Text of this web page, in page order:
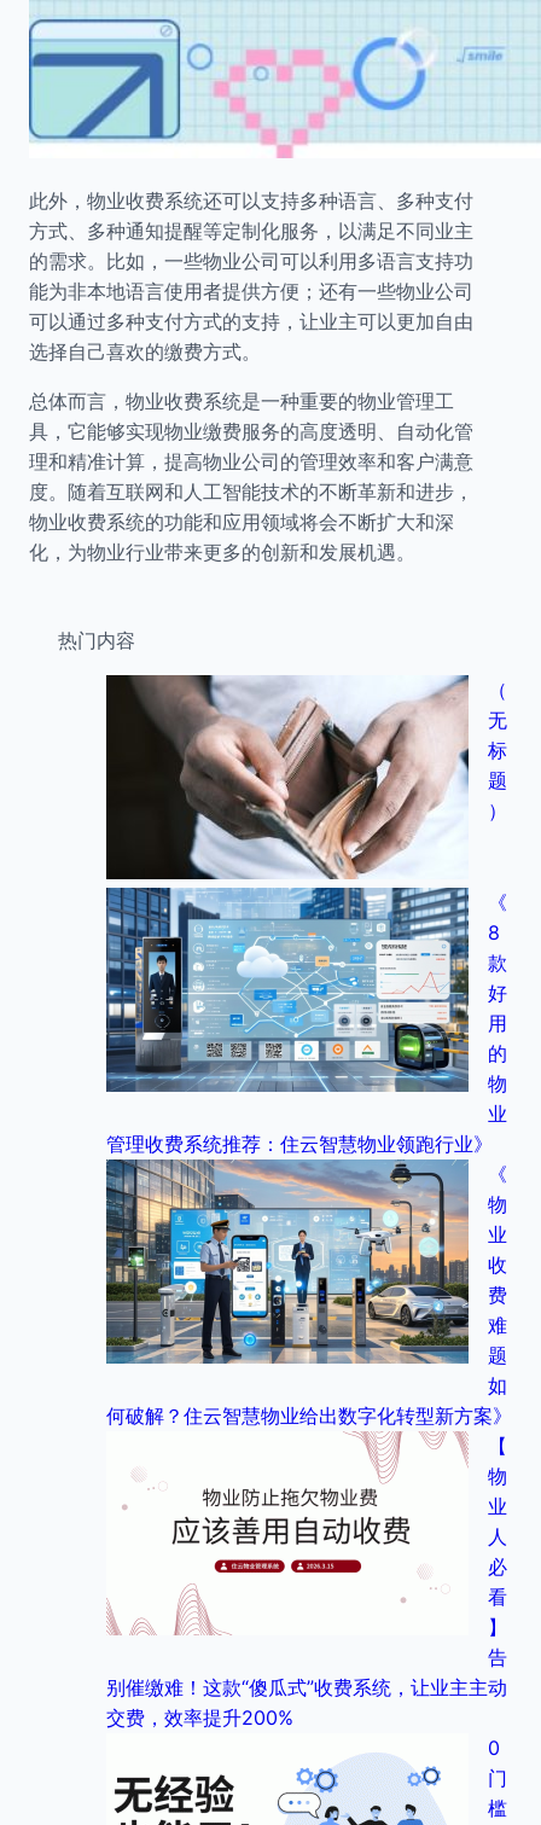
此外，物业收费系统还可以支持多种语言、多种支付
方式、多种通知提醒等定制化服务，以满足不同业主
的需求。比如，一些物业公司可以利用多语言支持功
能为非本地语言使用者提供方便；还有一些物业公司
可以通过多种支付方式的支持，让业主可以更加自由
选择自己喜欢的缴费方式。
总体而言，物业收费系统是一种重要的物业管理工
具，它能够实现物业缴费服务的高度透明、自动化管
理和精准计算，提高物业公司的管理效率和客户满意
度。随着互联网和人工智能技术的不断革新和进步，
物业收费系统的功能和应用领域将会不断扩大和深
化，为物业行业带来更多的创新和发展机遇。
热门内容
（
无
标
题
）
《
8
款
好
用
的
物
业
管理收费系统推荐：住云智慧物业领跑行业》
《
物
业
收
费
难
题
如
何破解？住云智慧物业给出数字化转型新方案》
【
物
业
人
必
看
】
告
别催缴难！这款“傻瓜式”收费系统，让业主主动
交费，效率提升200%
0
门
槛